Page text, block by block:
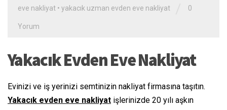
eve nakliyat • yakacık uzman evden eve nakliyat 0
Yorum
Yakacık Evden Eve Nakliyat
Evinizi ve iş yerinizi semtinizin nakliyat firmasına taşıtın.
Yakacık evden eve nakliyat işlerinizde 20 yılı aşkın